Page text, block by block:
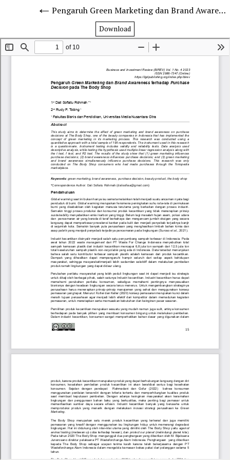
Pengaruh Green Marketing dan Brand Awareness terhadap Purchase Decision pada The Body Shop
Download